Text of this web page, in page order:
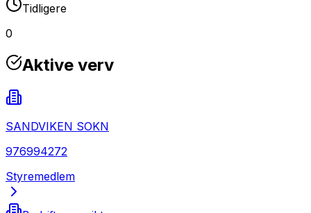
Tidligere
0
Aktive verv
SANDVIKEN SOKN
976994272
Styremedlem